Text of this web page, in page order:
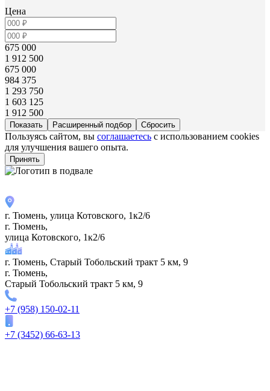
Цена
675 000
1 912 500
675 000
984 375
1 293 750
1 603 125
1 912 500
Расширенный подбор
Пользуясь сайтом, вы соглашаетесь с использованием cookies
для улучшения вашего опыта.
Принять
г. Тюмень, улица Котовского, 1к2/6
г. Тюмень,
улица Котовского, 1к2/6
г. Тюмень, Старый Тобольский тракт 5 км, 9
г. Тюмень,
Старый Тобольский тракт 5 км, 9
+7 (958) 150-02-11
+7 (3452) 66-63-13